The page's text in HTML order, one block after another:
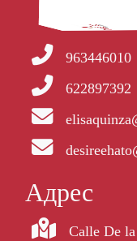
963446010
622897392
Aдрес
Calle De la